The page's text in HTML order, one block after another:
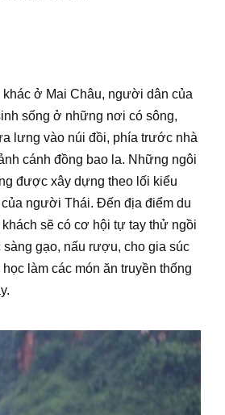
ở Mai Châu, người dân của
sống ở những nơi có sông,
lưng vào núi đồi, phía trước nhà
cánh đồng bao la. Những ngôi
được xây dựng theo lối kiểu
của người Thái. Đến địa điểm du
khách sẽ có cơ hội tự tay thử ngồi
gạo, nấu rượu, cho gia súc
làm các món ăn truyền thống